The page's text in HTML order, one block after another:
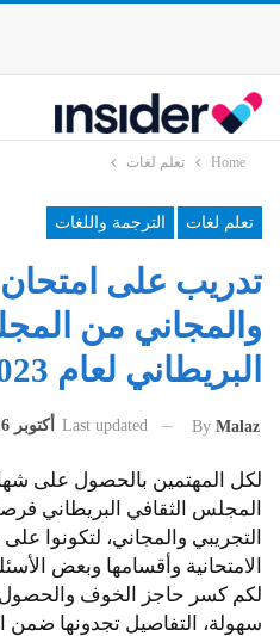
Home تعلم لغات
تعلم لغات الترجمة واللغات
والمجاني من
البريطاني لعام 2023
By Malaz
Last updated أكتوبر 16, 2023
التجريبي والمجاني، لتكونوا
الامتحانية وأقسامها وبعض
لكم كسر حاجز الخوف والحصول
سهولة، التفاصيل تجدونها ضمن